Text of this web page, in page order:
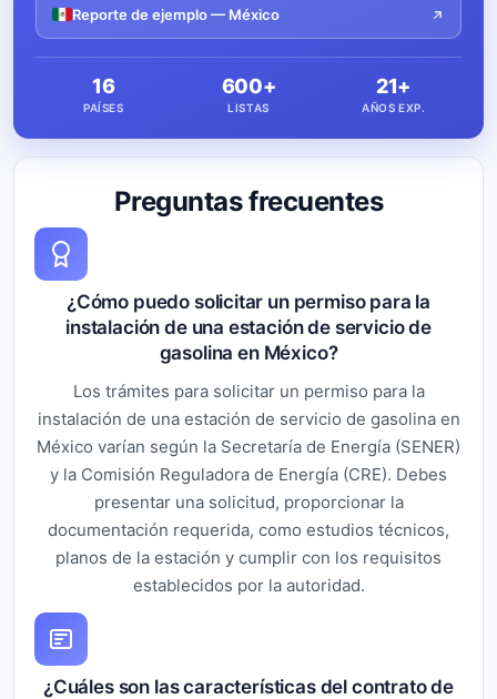
Preguntas frecuentes
¿Cómo puedo solicitar un permiso para la
instalación de una estación de servicio de
gasolina en México?
Los trámites para solicitar un permiso para la
instalación de una estación de servicio de gasolina en
México varían según la Secretaría de Energía (SENER)
y la Comisión Reguladora de Energía (CRE). Debes
presentar una solicitud, proporcionar la
documentación requerida, como estudios técnicos,
planos de la estación y cumplir con los requisitos
establecidos por la autoridad.
¿Cuáles son las características del contrato de
Reporte de ejemplo — México
16
PAÍSES
600+
LISTAS
21+
AÑOS EXP.